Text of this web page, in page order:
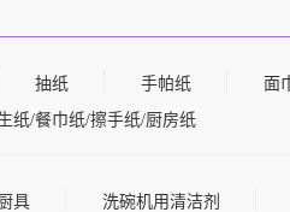
抽纸 手帕纸
面
纸/餐巾纸/擦手纸/厨房纸
具 洗碗机用清洁剂